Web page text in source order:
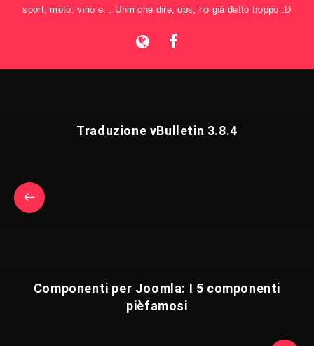
sport, moto, vino e....Uhm che dire, ops, ho già detto troppo :D
Traduzione vBulletin 3.8.4
Componenti per Joomla: I 5 componenti
pièfamosi